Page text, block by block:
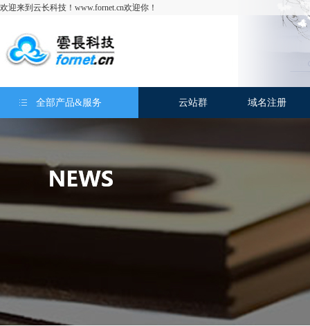
欢迎来到云长科技！www.fornet.cn欢迎你！
全部产品&服务 云站群 域名注册